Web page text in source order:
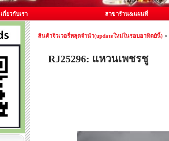
เกี่ยวกับเรา สาขาร้าน&แผนที่
สินค้าจิวเวอรี่หลุดจำนำ(updateใหม่ในรอบอาทิตย์นี้) >
RJ25296: แหวนเพชรชู